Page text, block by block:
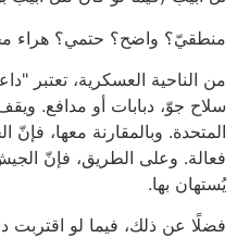
منطقيّ؟ واضح؟ حتمي؟ هراء
من الناحية العسكرية، تعتبر
سلاح جوّ، دبابات أو مدافع.
المتحدة. وبالمقارنة معها، فإنّ
فعالة. وعلى الطريق، فإنّ
يُستهان بها.
فضلًا عن ذلك، فيما لو اقتربت